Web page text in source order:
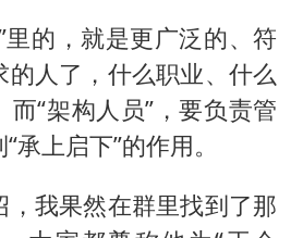
里的，就是更广泛的、符
的人了，什么职业、什么
“架构人员”，要负责管
承上启下”的作用。
，我果然在群里找到了那